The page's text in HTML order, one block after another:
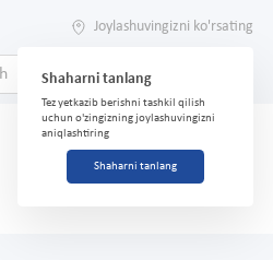
Joylashuvingizni ko'rsating
Shaharni tanlang
Tez yetkazib berishni tashkil qilish
uchun o'zingizning joylashuvingizni
aniqlashtiring
Shaharni tanlang